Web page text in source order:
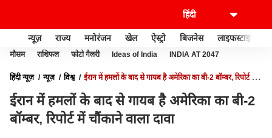
न्यूज़ राज्य मनोरंजन खेल ऐस्ट्रो बिजनेस लाइफस्टाइल
मौसम राशिफल फोटो गैलरी Ideas of India INDIA AT 2047
हिंदी न्यूज़ न्यूज़ विश्व
ईरान में हमलों के बाद से गायब है अमेरिका का बी-2 बॉम्बर, रिपोर्ट में
ईरान में हमलों के बाद से गायब है अमेरिका का बी-2
बॉम्बर, रिपोर्ट में चौंकाने वाला दावा